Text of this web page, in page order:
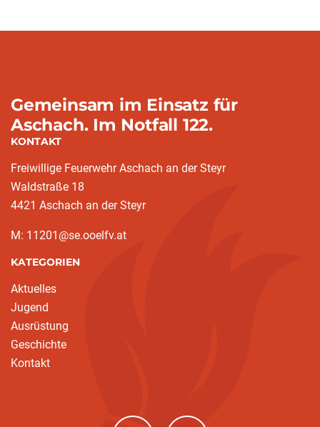
Gemeinsam im Einsatz für
Aschach. Im Notfall 122.
KONTAKT
Freiwillige Feuerwehr Aschach an der Steyr
Waldstraße 18
4421 Aschach an der Steyr
M: 11201@se.ooelfv.at
KATEGORIEN
Aktuelles
Jugend
Ausrüstung
Geschichte
Kontakt